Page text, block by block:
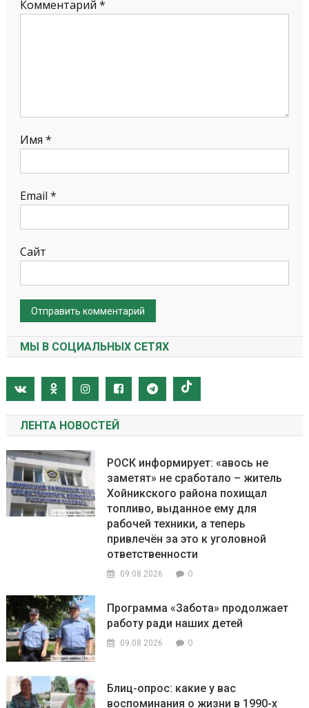
Комментарий *
Имя *
Email *
Сайт
МЫ В СОЦИАЛЬНЫХ СЕТЯХ
ЛЕНТА НОВОСТЕЙ
РОСК информирует: «авось не
заметят» не сработало – житель
Хойникского района похищал
топливо, выданное ему для
рабочей техники, а теперь
привлечён за это к уголовной
ответственности
09.08.2026 0
Программа «Забота» продолжает
работу ради наших детей
09.08.2026 0
Блиц-опрос: какие у вас
воспоминания о жизни в 1990-х